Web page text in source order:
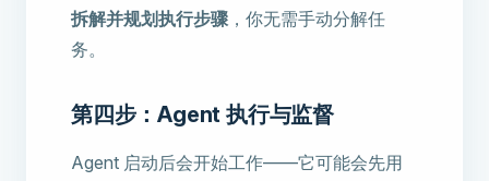
拆解并规划执行步骤 ，你无需手动分解任
务。
第四步：Agent 执行与监督
Agent 启动后会开始工作——它可能会先用